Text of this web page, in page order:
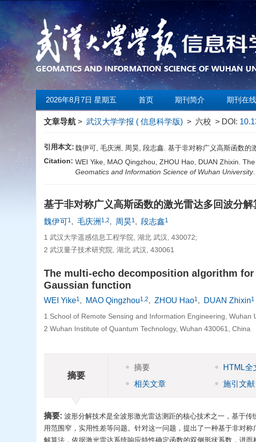
2026年8月7日 星期五 首页 期刊简介 期刊在线
文章导航 > 武汉大学学报 ( 信息科学版) > 六校 > DOI:
引用本文:魏伊可, 毛庆洲, 周昊, 段志鑫. 基于非对称广义高斯函数
Citation: WEI Yike, MAO Qingzhou, ZHOU Hao, DUAN Zhixin.
Geomatics and Information Science of Wuhan University.
基于非对称广义高斯函数的激光雷达多回波分解
魏伊可1, 毛庆洲 1,2, 周昊1, 段志鑫1
1 武汉大学遥感信息工程学院, 湖北 武汉, 430072;
2 武汉量子技术研究院, 湖北 武汉, 430061
The multi-echo decomposition algorithm
Gaussian function
WEI Yike1, MAO Qingzhou1,2, ZHOU Hao1, DUAN Zhixin1
1 School of Remote Sensing and Information Engineering, Wuhan
2 Wuhan Institute of Quantum Technology, Wuhan 430061, China
摘要
摘要 HTML全
相关文章
施引文献
摘要: 波形分解技术是全波形激光雷达测距的核心技术之一，基于
用范围窄，实用性差等问题。针对这一问题，提出了一种基于非对
解算法，依据激光雷达系统响应特性确定函数的双侧形状系数，进